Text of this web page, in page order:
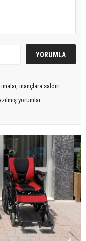
inançlara saldırı
yorumlar